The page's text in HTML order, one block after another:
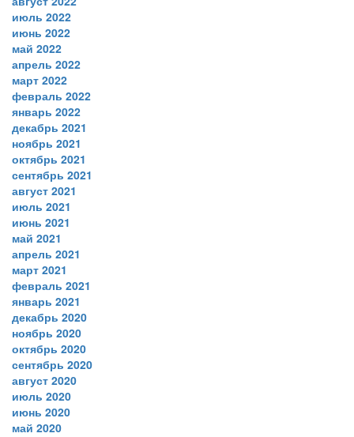
июль 2022
июнь 2022
май 2022
апрель 2022
март 2022
февраль 2022
январь 2022
декабрь 2021
ноябрь 2021
октябрь 2021
сентябрь 2021
август 2021
июль 2021
июнь 2021
май 2021
апрель 2021
март 2021
февраль 2021
январь 2021
декабрь 2020
ноябрь 2020
октябрь 2020
сентябрь 2020
август 2020
июль 2020
июнь 2020
май 2020